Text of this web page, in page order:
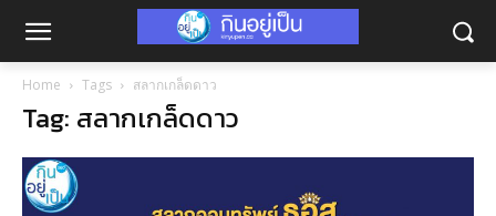
Home Tags สลากเกล็ดดาว
Tag: สลากเกล็ดดาว